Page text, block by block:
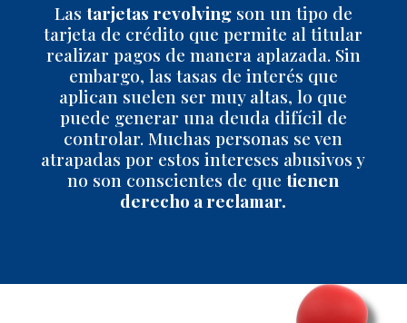
e
m
e
n
s
a
j
e
Las tarjetas revolvingson un tipo de
tarjeta de crédito que permite al titular
realizar pagos de manera aplazada. Sin
embargo, las tasas de interés que
aplican suelen ser muy altas, lo que
puede generar una deuda difícil de
controlar. Muchas personas se ven
atrapadas por estos intereses abusivos y
no son conscientes de quetienen
derecho a reclamar.